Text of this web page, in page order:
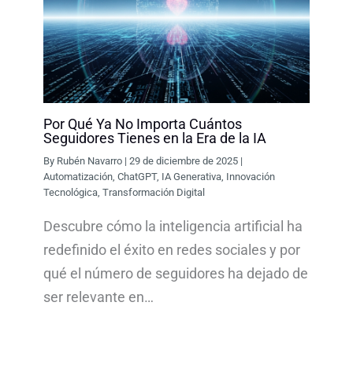
Por Qué Ya No Importa Cuántos
Seguidores Tienes en la Era de la IA
By Rubén Navarro |29 de diciembre de 2025 |
Automatización,ChatGPT, IA Generativa, Innovación
Tecnológica,Transformación Digital
Descubre cómo la inteligencia artificial ha
redefinido el éxito en redes sociales y por
qué el número de seguidores ha dejado de
ser relevante en…